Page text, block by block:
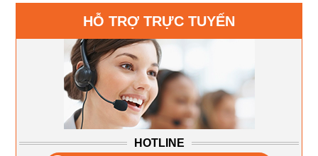
HỖ TRỢ TRỰC TUYẾN
HOTLINE